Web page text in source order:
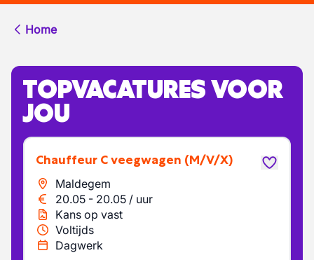
Home
TOPVACATURES VOOR
JOU
Chauffeur C veegwagen (M/V/X)
Maldegem
20.05 - 20.05 / uur
Kans op vast
Voltijds
Dagwerk